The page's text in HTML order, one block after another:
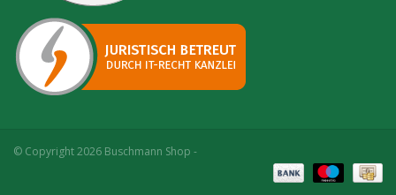
© Copyright 2026 Buschmann Shop -